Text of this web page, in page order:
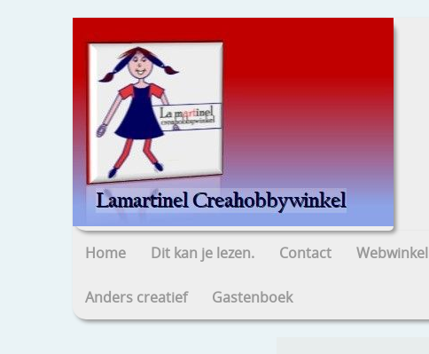
Home Dit kan je lezen. Contact Webwinkel
Anders creatief Gastenboek